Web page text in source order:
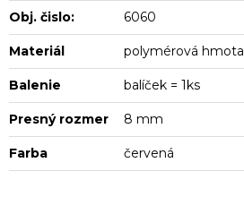
Obj. čislo: 6060
Materiál polymérová
Balenie balíček = 1ks
Presný rozmer 8 mm
Farba červená